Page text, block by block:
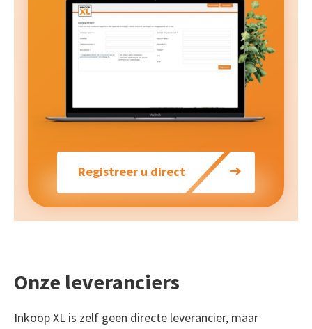
Registreer u direct
Onze leveranciers
Inkoop XL is zelf geen directe leverancier, maar